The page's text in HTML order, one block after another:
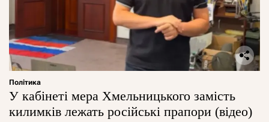
Політика
У кабінеті мера Хмельницького замість
килимків лежать російські прапори (відео)